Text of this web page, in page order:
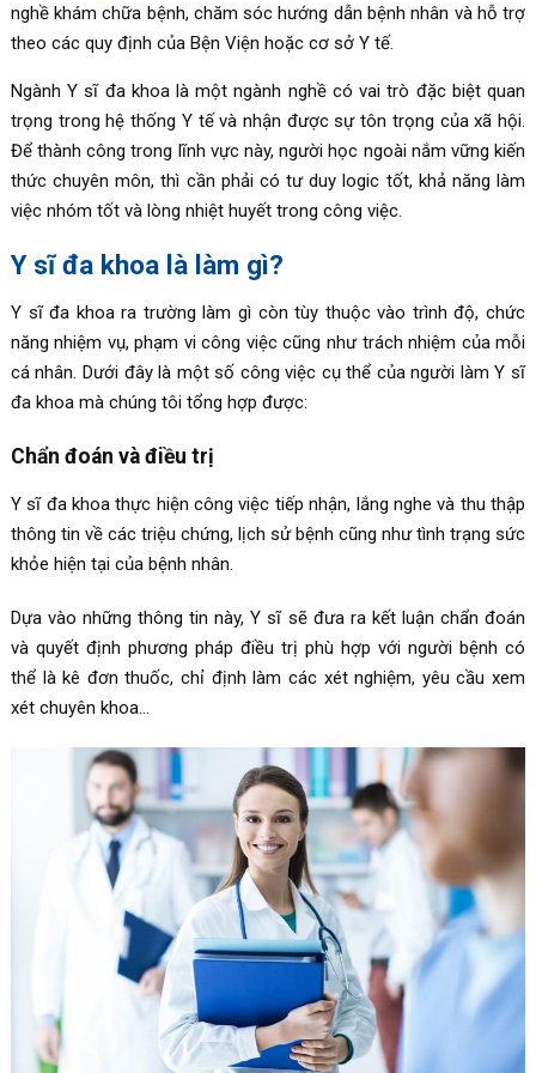
nghề khám chữa bệnh, chăm sóc hướng dẫn bệnh nhân và hỗ trợ
theo các quy định của Bện Viện hoặc cơ sở Y tế.
Ngành Y sĩ đa khoa là một ngành nghề có vai trò đặc biệt quan
trọng trong hệ thống Y tế và nhận được sự tôn trọng của xã hội.
Để thành công trong lĩnh vực này, người học ngoài nắm vững kiến
thức chuyên môn, thì cần phải có tư duy logic tốt, khả năng làm
việc nhóm tốt và lòng nhiệt huyết trong công việc.
Y sĩ đa khoa là làm gì?
Y sĩ đa khoa ra trường làm gì còn tùy thuộc vào trình độ, chức
năng nhiệm vụ, phạm vi công việc cũng như trách nhiệm của mỗi
cá nhân. Dưới đây là một số công việc cụ thể của người làm Y sĩ
đa khoa mà chúng tôi tổng hợp được:
Chẩn đoán và điều trị
Y sĩ đa khoa thực hiện công việc tiếp nhận, lắng nghe và thu thập
thông tin về các triệu chứng, lịch sử bệnh cũng như tình trạng sức
khỏe hiện tại của bệnh nhân.
Dựa vào những thông tin này, Y sĩ sẽ đưa ra kết luận chẩn đoán
và quyết định phương pháp điều trị phù hợp với người bệnh có
thể là kê đơn thuốc, chỉ định làm các xét nghiệm, yêu cầu xem
xét chuyên khoa…